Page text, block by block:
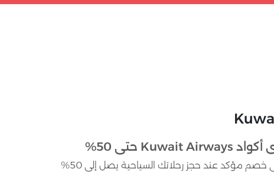
استخدم الآن كود خصم الخطوط الجوية الكويتية واحصل على خصم مؤكد عند حجز رحلاتك السياحية يصل إلى 50%